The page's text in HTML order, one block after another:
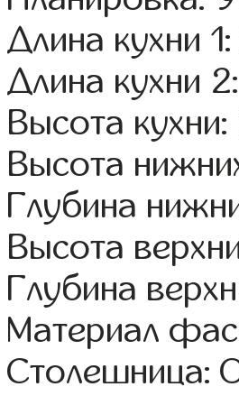
Длина кухни
Длина кухни
Высота
Высота
Глубина
Высота
Глубина
Материал
Столешница: